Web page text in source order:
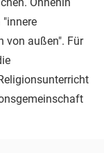
von außen". Für